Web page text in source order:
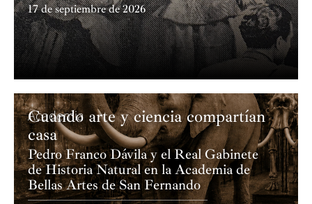
17 de septiembre de 2026
Academia
Cuando arte y ciencia compartían
casa
Pedro Franco Dávila y el Real Gabinete
de Historia Natural en la Academia de
Bellas Artes de San Fernando